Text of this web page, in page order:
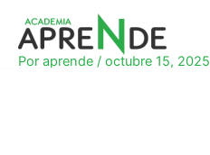
contenido
Por aprende / octubre 15, 2025